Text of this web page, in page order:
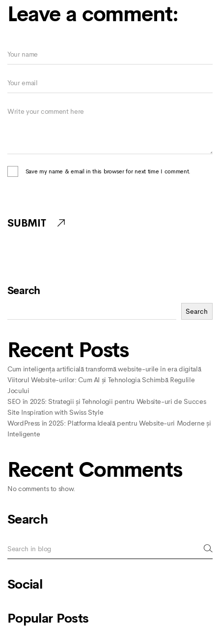
Leave a comment:
Save my name & email in this browser for next time I comment.
SUBMIT
Search
Search
Recent Posts
Cum inteligența artificială transformă website-urile în era digitală
Viitorul Website-urilor: Cum AI și Tehnologia Schimbă Regulile
Jocului
SEO în 2025: Strategii și Tehnologii pentru Website-uri de Succes
Site Inspiration with Swiss Style
WordPress în 2025: Platforma Ideală pentru Website-uri Moderne și
Inteligente
Recent Comments
No comments to show.
Search
Social
Popular Posts